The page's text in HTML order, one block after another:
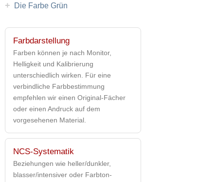
+ Die Farbe Grün
Farbdarstellung
Farben können je nach Monitor,
Helligkeit und Kalibrierung
unterschiedlich wirken. Für eine
verbindliche Farbbestimmung
empfehlen wir einen Original-Fächer
oder einen Andruck auf dem
vorgesehenen Material.
NCS-Systematik
Beziehungen wie heller/dunkler,
blasser/intensiver oder Farbton-